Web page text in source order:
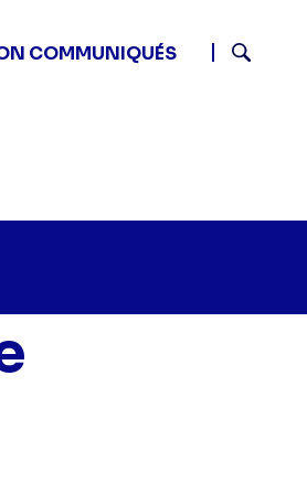
COMMUNIQUÉS